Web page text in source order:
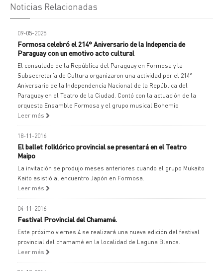
Noticias Relacionadas
09-05-2025
Formosa celebró el 214° Aniversario de la Indepencia de
Paraguay con un emotivo acto cultural
El consulado de la República del Paraguay en Formosa y la
Subsecretaría de Cultura organizaron una actividad por el 214°
Aniversario de la Independencia Nacional de la República del
Paraguay en el Teatro de la Ciudad. Contó con la actuación de la
orquesta Ensamble Formosa y el grupo musical Bohemio
Leer más
18-11-2016
El ballet folklórico provincial se presentará en el Teatro
Maipo
La invitación se produjo meses anteriores cuando el grupo Mukaito
Kaito asistió al encuentro Japón en Formosa.
Leer más
04-11-2016
Festival Provincial del Chamamé.
Este próximo viernes 4 se realizará una nueva edición del festival
provincial del chamamé en la localidad de Laguna Blanca.
Leer más